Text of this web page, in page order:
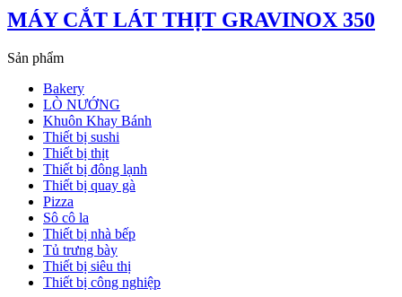
MÁY CẮT LÁT THỊT GRAVINOX 350
Sản phẩm
Bakery
LÒ NƯỚNG
Khuôn Khay Bánh
Thiết bị sushi
Thiết bị thịt
Thiết bị đông lạnh
Thiết bị quay gà
Pizza
Sô cô la
Thiết bị nhà bếp
Tủ trưng bày
Thiết bị siêu thị
Thiết bị công nghiệp